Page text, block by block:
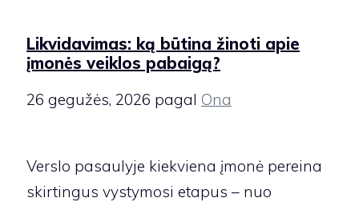
Likvidavimas: ką būtina žinoti apie
įmonės veiklos pabaigą?
26 gegužės, 2026 pagal Ona
Verslo pasaulyje kiekviena įmonė pereina
skirtingus vystymosi etapus – nuo